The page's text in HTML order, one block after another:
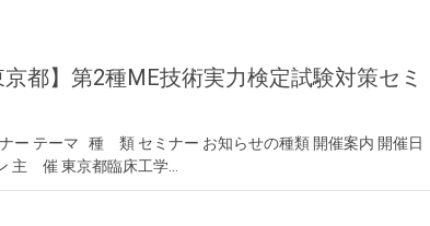
都】第2種ME技術実力検定試験対策セミ
ー テーマ 種 類 セミナー お知らせの種類 開催案内 開催日
主 催 東京都臨床工学…